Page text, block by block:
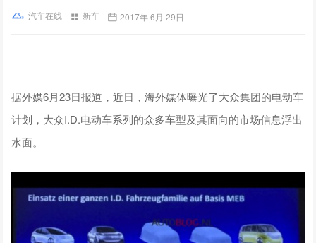
汽车在线 新车 2017年 6月 29日
据外媒6月23日报道，近日，海外媒体曝光了大众集团的电动车
计划，大众I.D.电动车系列的众多车型及其面向的市场信息浮出
水面。